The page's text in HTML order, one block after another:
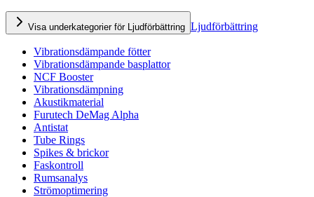
Visa underkategorier för Ljudförbättring Ljudförbättring
Vibrationsdämpande fötter
Vibrationsdämpande basplattor
NCF Booster
Vibrationsdämpning
Akustikmaterial
Furutech DeMag Alpha
Antistat
Tube Rings
Spikes & brickor
Faskontroll
Rumsanalys
Strömoptimering